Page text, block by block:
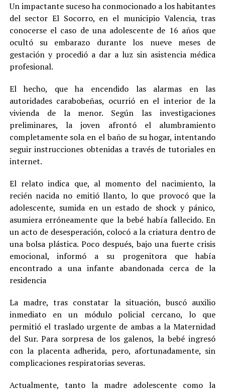
Un impactante suceso ha conmocionado a los habitantes
del sector El Socorro, en el municipio Valencia, tras
conocerse el caso de una adolescente de 16 años que
ocultó su embarazo durante los nueve meses de
gestación y procedió a dar a luz sin asistencia médica
profesional.
El hecho, que ha encendido las alarmas en las
autoridades carabobeñas, ocurrió en el interior de la
vivienda de la menor. Según las investigaciones
preliminares, la joven afrontó el alumbramiento
completamente sola en el baño de su hogar, intentando
seguir instrucciones obtenidas a través de tutoriales en
internet.
El relato indica que, al momento del nacimiento, la
recién nacida no emitió llanto, lo que provocó que la
adolescente, sumida en un estado de shock y pánico,
asumiera erróneamente que la bebé había fallecido. En
un acto de desesperación, colocó a la criatura dentro de
una bolsa plástica. Poco después, bajo una fuerte crisis
emocional, informó a su progenitora que había
encontrado a una infante abandonada cerca de la
residencia
La madre, tras constatar la situación, buscó auxilio
inmediato en un módulo policial cercano, lo que
permitió el traslado urgente de ambas a la Maternidad
del Sur. Para sorpresa de los galenos, la bebé ingresó
con la placenta adherida, pero, afortunadamente, sin
complicaciones respiratorias severas.
Actualmente, tanto la madre adolescente como la